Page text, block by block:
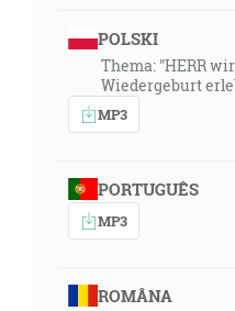
POLSKI
Thema: "HERR
Wiedergeburt
MP3
PORTUGUÊS
MP3
ROMÂNA